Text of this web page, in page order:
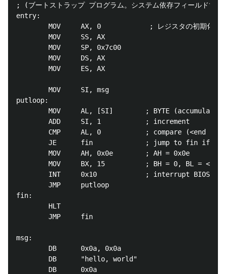
; (ブートストラップ プログラム。システム依存フィールドで、
entry:
        MOV     AX, 0            ; レジスタの初期化
        MOV     SS, AX
        MOV     SP, 0x7c00
        MOV     DS, AX
        MOV     ES, AX
        MOV     SI, msg
putloop:
MOV     AL, [SI]        ; BYTE (accumulator
        ADD     SI, 1           ; increment
CMP     AL, 0           ; compare (<end
JE      fin             ; jump to fin if
        MOV     AH, 0x0e        ; AH = 0x0e
MOV     BX, 15          ; BH = 0, BL =
        INT     0x10            ; interrupt BIOS
        JMP     putloop
fin:
        HLT
        JMP     fin
msg:
        DB      0x0a, 0x0a
        DB      "hello, world"
        DB      0x0a